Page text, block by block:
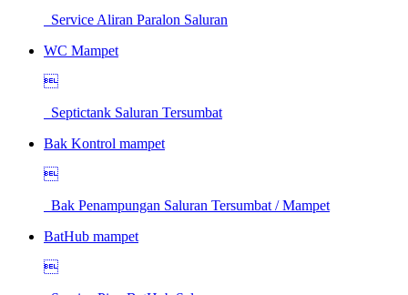
Service Aliran Paralon Saluran
WC Mampet

Septictank Saluran Tersumbat
Bak Kontrol mampet

Bak Penampungan Saluran Tersumbat / Mampet
BatHub mampet
